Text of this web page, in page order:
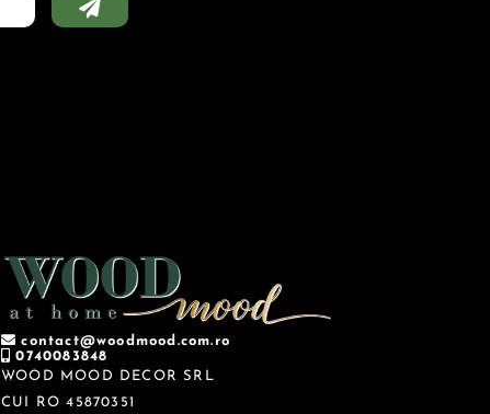
contact@woodmood.com.ro
0740083848
WOOD MOOD DECOR SRL
CUI RO 45870351